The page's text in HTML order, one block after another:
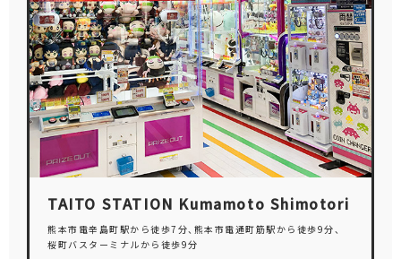
TAITO STATION Kumamoto Shimotori
熊本市電辛島町駅から徒歩7分、熊本市電通町筋駅から徒歩9分、
桜町バスターミナルから徒歩9分